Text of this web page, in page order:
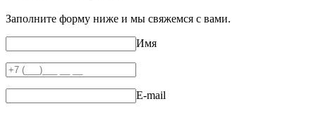
Заполните форму ниже и мы свяжемся с вами.
Имя
E-mail